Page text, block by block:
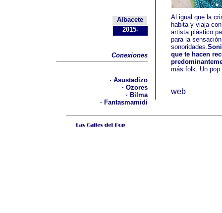
Al igual que la
habita y viaja
artista plástico
para la
sonoridades.
que te hacen
más folk. Un
web
2015-
Conexiones
· Asustadizo
· Ozores
· Bilma
· Fantasmamidi
Albacete